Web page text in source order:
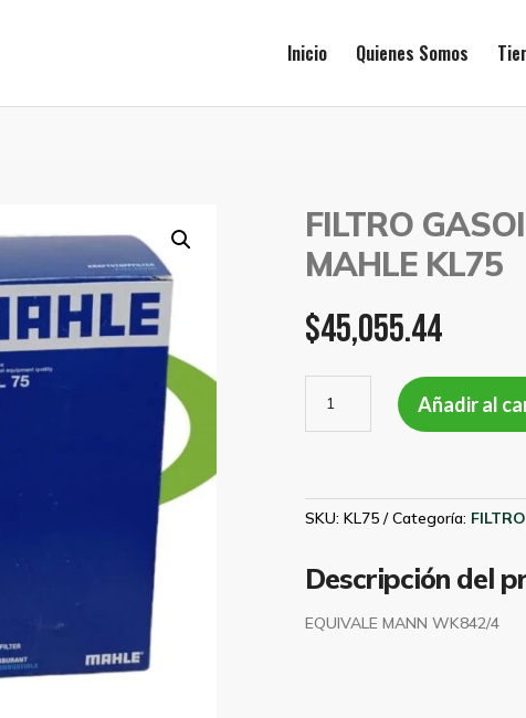
Inicio Quienes Somos
FILTRO
MAHLE KL75
$45,055.44
GASOIL
VW
YTD
KL75
cantidad
Añadir al
SKU: KL75 Categoría:
Descripción del
EQUIVALE MANN WK842/4